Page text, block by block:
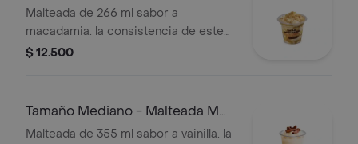
Macadamia
Malteada de 266 ml sabor a
macadamia. la consistencia de este
producto puede variar debido al
$ 12.500
Tamaño Mediano - Malteada M
De Vainilla
Malteada de 355 ml sabor a vainilla. la